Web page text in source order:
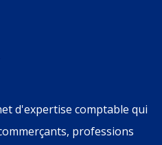
d'expertise comptable qui
professions